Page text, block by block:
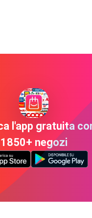
l'app gratuita
1850+ negozi